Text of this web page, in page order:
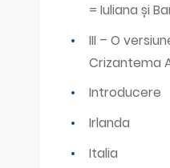
= Iuliana și
III – O
Crizantema
Introducere
Irlanda
Italia